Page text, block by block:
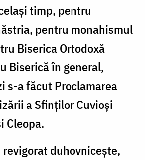
timp, pentru
pentru monahismul
Biserica Ortodoxă
Biserică în general,
s-a făcut Proclamarea
a Sfinților Cuvioși
Cleopa.
duhovnicește,